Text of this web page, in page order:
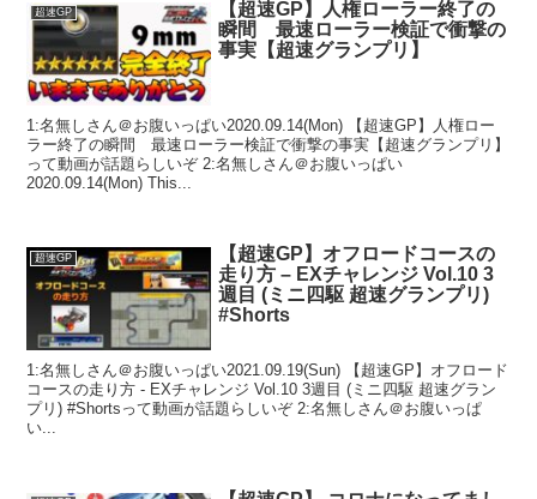
超速GP
【超速GP】人権ローラー終了の
瞬間 最速ローラー検証で衝撃の
事実【超速グランプリ】
1:名無しさん＠お腹いっぱい2020.09.14(Mon) 【超速GP】人権ロー
ラー終了の瞬間 最速ローラー検証で衝撃の事実【超速グランプリ】
って動画が話題らしいぞ 2:名無しさん＠お腹いっぱい
2020.09.14(Mon) This...
超速GP
【超速GP】オフロードコースの
走り方 – EXチャレンジ Vol.10 3
週目 (ミニ四駆 超速グランプリ)
#Shorts
1:名無しさん＠お腹いっぱい2021.09.19(Sun) 【超速GP】オフロード
コースの走り方 - EXチャレンジ Vol.10 3週目 (ミニ四駆 超速グラン
プリ) #Shortsって動画が話題らしいぞ 2:名無しさん＠お腹いっぱ
い...